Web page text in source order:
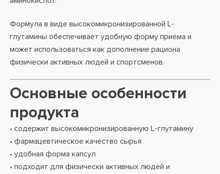
Формула в виде высокомикронизированной L-
глутамины обеспечивает удобную форму приёма и
может использоваться как дополнение рациона
физически активных людей и спортсменов.
Основные особенности
продукта
• содержит высокомикронизированную L-глутамину
• фармацевтическое качество сырья
• удобная форма капсул
• подходит для физически активных людей и